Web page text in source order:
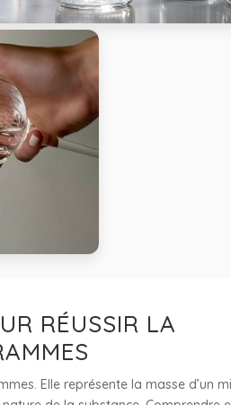
RÉUSSIR LA
Elle représente la masse d’un